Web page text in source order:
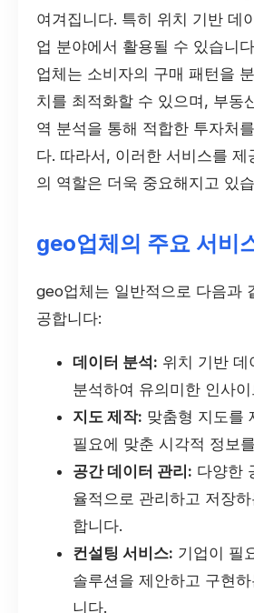
여겨집니다. 특히 위치 기반 데
업 분야에서 활용될 수 있습니
업체는 소비자의 구매 패턴을
치를 최적화할 수 있으며, 부동
역 분석을 통해 적합한 투자처
다. 따라서, 이러한 서비스를 제
의 역할은 더욱 중요해지고 있
geo업체의 주요 서비
geo업체는 일반적으로 다음과
공합니다:
데이터 분석: 위치 기반 데
분석하여 유의미한 인사
지도 제작: 맞춤형 지도를
필요에 맞춘 시각적 정보
공간 데이터 관리: 다양한
율적으로 관리하고 저장
합니다.
컨설팅 서비스: 기업이 필
솔루션을 제안하고 구현
니다.